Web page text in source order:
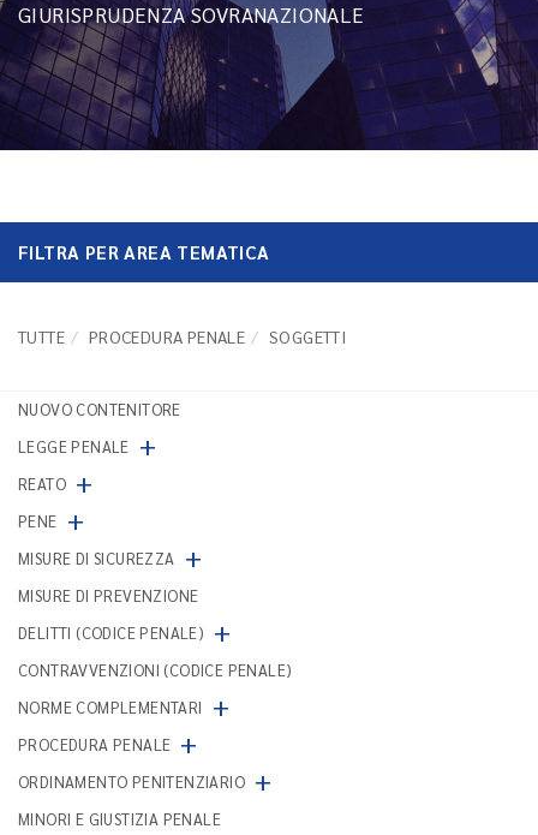
GIURISPRUDENZA SOVRANAZIONALE
FILTRA PER AREA TEMATICA
TUTTE PROCEDURA PENALE SOGGETTI
NUOVO CONTENITORE
LEGGE PENALE +
REATO +
PENE +
MISURE DI SICUREZZA +
MISURE DI PREVENZIONE
DELITTI (CODICE PENALE) +
CONTRAVVENZIONI (CODICE PENALE)
NORME COMPLEMENTARI
+
PROCEDURA PENALE +
ORDINAMENTO PENITENZIARIO +
MINORI E GIUSTIZIA PENALE